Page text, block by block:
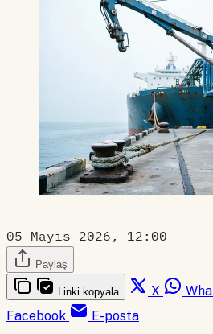
05 Mayıs 2026, 12:00
Paylaş
Linki kopyala X
Facebook
E-posta